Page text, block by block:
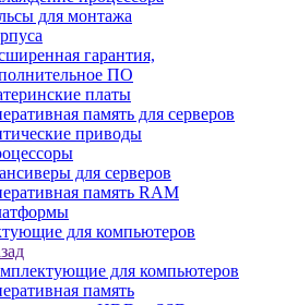
для монтажа
гарантия,
ПО
платы
память для серверов
приводы
для серверов
память RAM
для компьютеров
для компьютеров
память